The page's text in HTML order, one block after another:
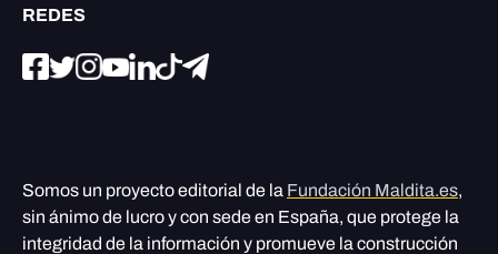
REDES
Somos un proyecto editorial de la Fundación Maldita.es,
sin ánimo de lucro y con sede en España, que protege la
integridad de la información y promueve la construcción